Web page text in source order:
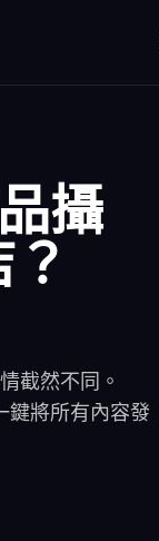
攝
截然不同。
鍵將所有內容發